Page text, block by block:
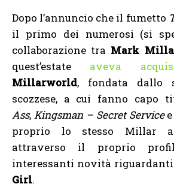
Dopo l’annuncio che il fumetto
il primo dei numerosi (si
collaborazione tra Mark
quest’estate aveva
Millarworld, fondata dallo
scozzese, a cui fanno capo
Ass, Kingsman – Secret Servicee
proprio lo stesso Millar
attraverso il proprio
interessanti novità riguardanti
Girl.